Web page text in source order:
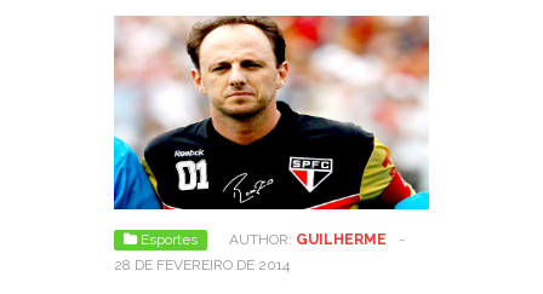
Esportes AUTHOR: GUILHERME
-
28 DE FEVEREIRO DE 2014